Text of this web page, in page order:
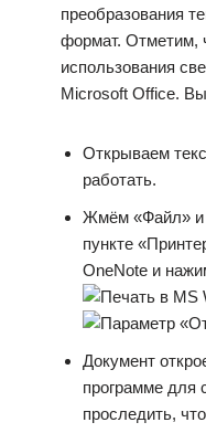
преобразования
формат. Отметим,
использования
Microsoft Office.
Открываем
работать.
Жмём «Файл» и
пункте
OneNote и
Документ
программе для
проследить,